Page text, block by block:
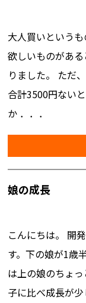
大人買いという
欲しいものがあ
りました。 ただ
合計3500円ない
か ．．．
娘の成長
こんにちは。 開
す。下の娘が1歳
は上の娘のちょ
子に比べ成長が